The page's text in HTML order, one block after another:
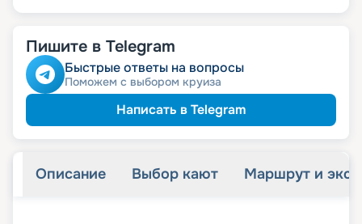
Пишите в Telegram
Быстрые ответы на вопросы
Поможем с выбором круиза
Написать в Telegram
Описание Выбор кают Маршрут и